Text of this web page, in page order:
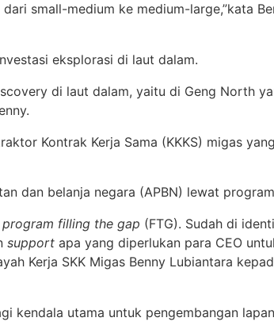
small-medium ke medium-large,”kata
eksplorasi di laut dalam.
di laut dalam, yaitu di Geng North
Kontrak Kerja Sama (KKKS) migas
dan belanja negara (APBN) lewat program
program filling the gap (FTG). Sudah di
support apa yang diperlukan para CEO
Kerja SKK Migas Benny Lubiantara
kendala utama untuk pengembangan